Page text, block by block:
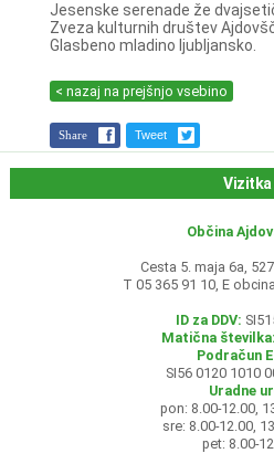
Jesenske serenade že
Zveza kulturnih društev
Glasbeno mladino ljubljansko.
< nazaj na prejšnjo vsebino
Share Tweet
Vizitka
Občina
Cesta 5. maja 6a,
T 05 365 91 10, E
ID za DDV:
Matična številka:
Podračun
SI56 0120 1010
Uradne
pon: 8.00-12.00,
sre: 8.00-12.00,
pet: 8.00-